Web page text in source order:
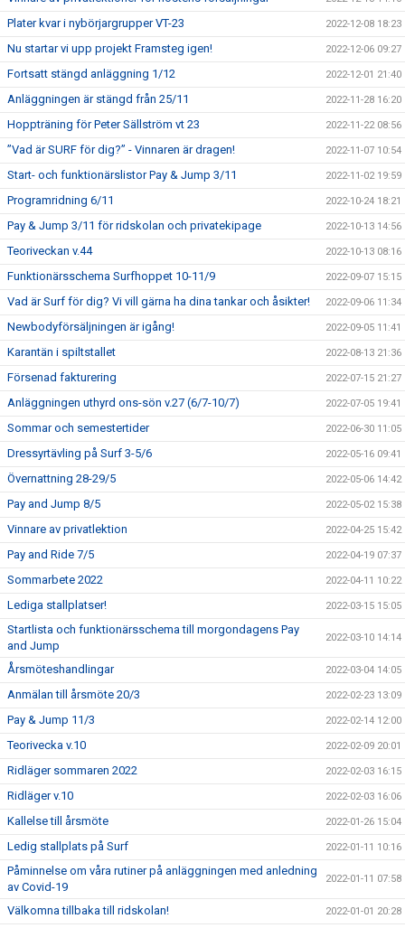
Plater kvar i nybörjargrupper VT-23 2022-12-08 18:23
Nu startar vi upp projekt Framsteg igen! 2022-12-06 09:27
Fortsatt stängd anläggning 1/12 2022-12-01 21:40
Anläggningen är stängd från 25/11 2022-11-28 16:20
Hoppträning för Peter Sällström vt 23 2022-11-22 08:56
”Vad är SURF för dig?” - Vinnaren är dragen! 2022-11-07 10:54
Start- och funktionärslistor Pay & Jump 3/11 2022-11-02 19:59
Programridning 6/11 2022-10-24 18:21
Pay & Jump 3/11 för ridskolan och privatekipage 2022-10-13 14:56
Teoriveckan v.44 2022-10-13 08:16
Funktionärsschema Surfhoppet 10-11/9 2022-09-07 15:15
Vad är Surf för dig? Vi vill gärna ha dina tankar och åsikter! 2022-09-06 11:34
Newbodyförsäljningen är igång! 2022-09-05 11:41
Karantän i spiltstallet 2022-08-13 21:36
Försenad fakturering 2022-07-15 21:27
Anläggningen uthyrd ons-sön v.27 (6/7-10/7) 2022-07-05 19:41
Sommar och semestertider 2022-06-30 11:05
Dressyrtävling på Surf 3-5/6 2022-05-16 09:41
Övernattning 28-29/5 2022-05-06 14:42
Pay and Jump 8/5 2022-05-02 15:38
Vinnare av privatlektion 2022-04-25 15:42
Pay and Ride 7/5 2022-04-19 07:37
Sommarbete 2022 2022-04-11 10:22
Lediga stallplatser! 2022-03-15 15:05
Startlista och funktionärsschema till morgondagens Pay
and Jump
2022-03-10 14:14
Årsmöteshandlingar 2022-03-04 14:05
Anmälan till årsmöte 20/3 2022-02-23 13:09
Pay & Jump 11/3 2022-02-14 12:00
Teorivecka v.10 2022-02-09 20:01
Ridläger sommaren 2022 2022-02-03 16:15
Ridläger v.10 2022-02-03 16:06
Kallelse till årsmöte 2022-01-26 15:04
Ledig stallplats på Surf 2022-01-11 10:16
Påminnelse om våra rutiner på anläggningen med anledning
av Covid-19
2022-01-11 07:58
Välkomna tillbaka till ridskolan! 2022-01-01 20:28